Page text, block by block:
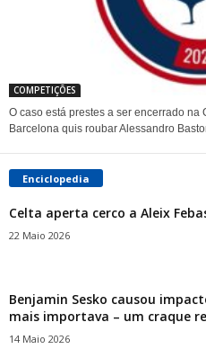
COMPETIÇÕES
O caso está prestes a ser encerrado na
Barcelona quis roubar Alessandro
Enciclopedia
Celta aperta cerco a Aleix
22 Maio 2026
Benjamin Sesko causou
mais importava – um craque
14 Maio 2026